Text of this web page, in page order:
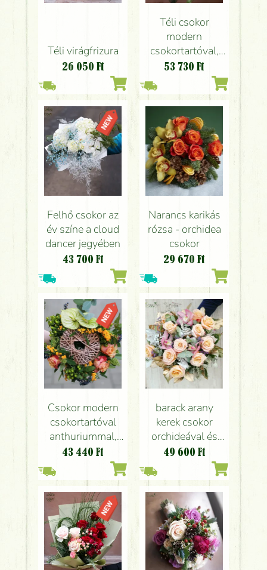
Téli virágfrizura
26 050 Ft
Téli csokor
modern
csokortartóval,
orchideával, fehér
53 730 Ft
Felhő csokor az
év színe a cloud
dancer jegyében
43 700 Ft
Narancs karikás
rózsa - orchidea
csokor
29 670 Ft
Csokor modern
csokortartóval
anthuriummal,
rózsával
43 440 Ft
barack arany
kerek csokor
orchideával és
rózsákkal és apró
virágokkal (18
szál)
49 600 Ft